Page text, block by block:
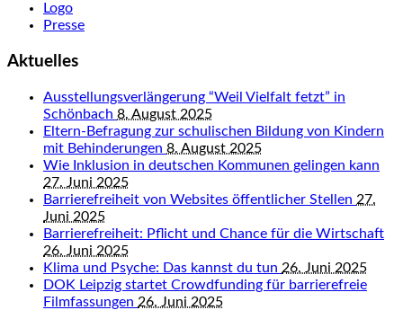
Logo
Presse
Aktuelles
Ausstellungsverlängerung “Weil Vielfalt fetzt” in
Schönbach 8. August 2025
Eltern-Befragung zur schulischen Bildung von Kindern
mit Behinderungen 8. August 2025
Wie Inklusion in deutschen Kommunen gelingen kann
27. Juni 2025
Barrierefreiheit von Websites öffentlicher Stellen 27.
Juni 2025
Barrierefreiheit: Pflicht und Chance für die Wirtschaft
26. Juni 2025
Klima und Psyche: Das kannst du tun 26. Juni 2025
DOK Leipzig startet Crowdfunding für barrierefreie
Filmfassungen 26. Juni 2025